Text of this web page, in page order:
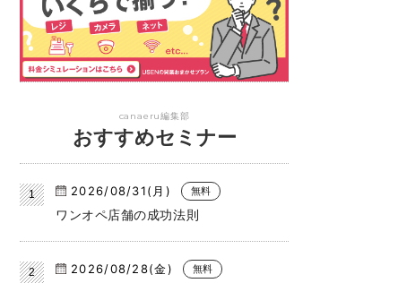
canaeru編集部
おすすめセミナー
2026/08/31(月) 無料
ワンオペ店舗の成功法則
2026/08/28(金) 無料